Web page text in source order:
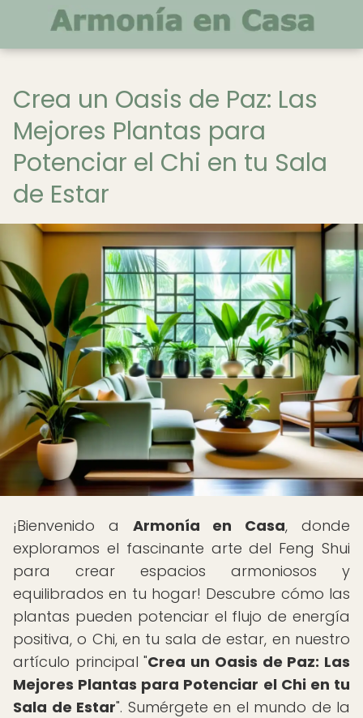
Crea un Oasis de Paz: Las
Mejores Plantas para
Potenciar el Chi en tu Sala
de Estar
¡Bienvenido a Armonía en Casa, donde
exploramos el fascinante arte del Feng Shui
para crear espacios armoniosos y
equilibrados en tu hogar! Descubre cómo las
plantas pueden potenciar el flujo de energía
positiva, o Chi, en tu sala de estar, en nuestro
artículo principal "Crea un Oasis de Paz: Las
Mejores Plantas para Potenciar el Chi en tu
Sala de Estar". Sumérgete en el mundo de la